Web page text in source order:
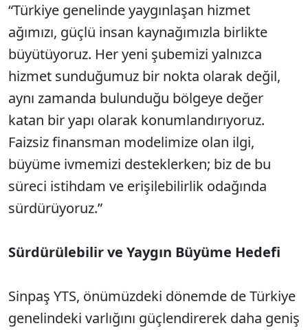
“Türkiye genelinde yaygınlaşan hizmet
ağımızı, güçlü insan kaynağımızla birlikte
büyütüyoruz. Her yeni şubemizi yalnızca
hizmet sunduğumuz bir nokta olarak değil,
aynı zamanda bulunduğu bölgeye değer
katan bir yapı olarak konumlandırıyoruz.
Faizsiz finansman modelimize olan ilgi,
büyüme ivmemizi desteklerken; biz de bu
süreci istihdam ve erişilebilirlik odağında
sürdürüyoruz.”
Sürdürülebilir ve Yaygın Büyüme Hedefi
Sinpaş YTS, önümüzdeki dönemde de Türkiye
genelindeki varlığını güçlendirerek daha geniş